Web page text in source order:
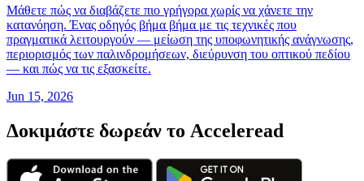
Μάθετε πώς να διαβάζετε πιο γρήγορα χωρίς να χάνετε την
κατανόηση. Ένας οδηγός βήμα βήμα με τις τεχνικές που
πραγματικά λειτουργούν — μείωση της υποφωνητικής ανάγνωσης,
περιορισμός των παλινδρομήσεων, διεύρυνση του οπτικού πεδίου
— και πώς να τις εξασκείτε.
Jun 15, 2026
Δοκιμάστε δωρεάν το Acceleread